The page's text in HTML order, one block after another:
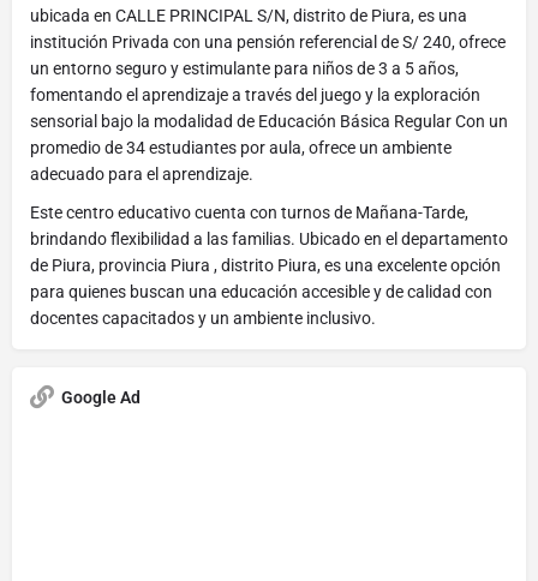
ubicada en CALLE PRINCIPAL S/N, distrito de Piura, es una
institución Privada con una pensión referencial de S/ 240, ofrece
un entorno seguro y estimulante para niños de 3 a 5 años,
fomentando el aprendizaje a través del juego y la exploración
sensorial bajo la modalidad de Educación Básica Regular Con un
promedio de 34 estudiantes por aula, ofrece un ambiente
adecuado para el aprendizaje.
Este centro educativo cuenta con turnos de Mañana-Tarde,
brindando flexibilidad a las familias. Ubicado en el departamento
de Piura, provincia Piura , distrito Piura, es una excelente opción
para quienes buscan una educación accesible y de calidad con
docentes capacitados y un ambiente inclusivo.
Google Ad